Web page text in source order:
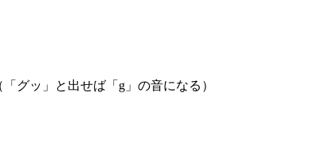
グッ」と出せば「g」の音になる）